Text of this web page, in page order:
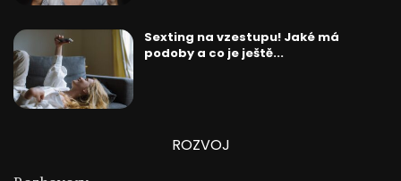
Sexting na vzestupu! Jaké má
podoby a co je ještě...
ROZVOJ